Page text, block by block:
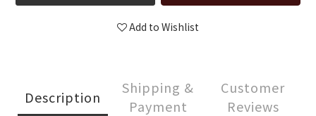
Add to Wishlist
Description
Shipping &
Payment
Customer
Reviews